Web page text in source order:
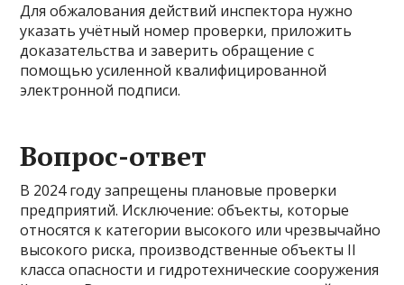
Для обжалования действий инспектора нужно
указать учётный номер проверки, приложить
доказательства и заверить обращение с
помощью усиленной квалифицированной
электронной подписи.
Вопрос-ответ
В 2024 году запрещены плановые проверки
предприятий. Исключение: объекты, которые
относятся к категории высокого или чрезвычайно
высокого риска, производственные объекты II
класса опасности и гидротехнические сооружения